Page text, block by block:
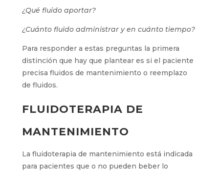
¿Qué fluido aportar?
¿Cuánto fluido administrar y en cuánto tiempo?
Para responder a estas preguntas la primera
distinción que hay que plantear es si el paciente
precisa fluidos de mantenimiento o reemplazo
de fluidos.
FLUIDOTERAPIA DE
MANTENIMIENTO
La fluidoterapia de mantenimiento está indicada
para pacientes que o no pueden beber lo